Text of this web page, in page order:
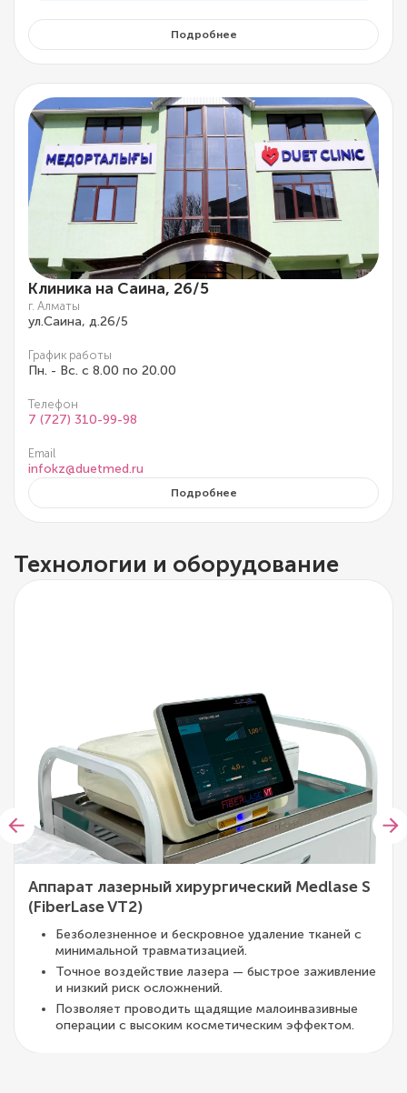
Подробнее
Клиника на Саина, 26/5
г. Алматы
ул.Саина, д.26/5
График работы
Пн. - Вс. с 8.00 по 20.00
Телефон
7 (727) 310-99-98
Email
infokz@duetmed.ru
Подробнее
Технологии и оборудование
Аппарат лазерный хирургический Medlase S
(FiberLase VT2)
Безболезненное и бескровное удаление тканей с
минимальной травматизацией.
Точное воздействие лазера — быстрое заживление
и низкий риск осложнений.
Позволяет проводить щадящие малоинвазивные
операции с высоким косметическим эффектом.